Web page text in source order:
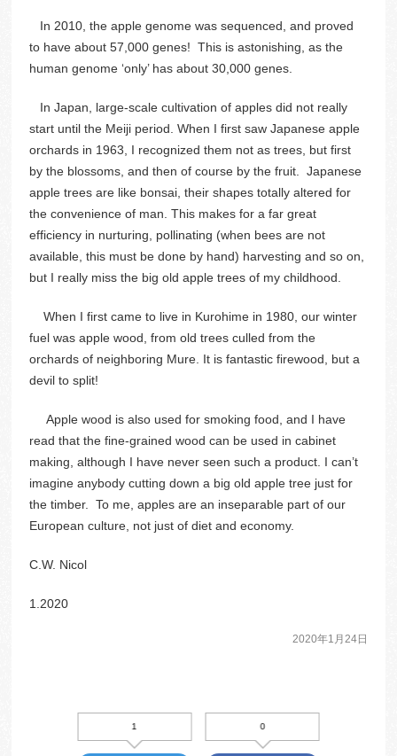
In 2010, the apple genome was sequenced, and proved
to have about 57,000 genes! This is astonishing, as the
human genome ‘only’ has about 30,000 genes.
In Japan, large-scale cultivation of apples did not really
start until the Meiji period. When I first saw Japanese apple
orchards in 1963, I recognized them not as trees, but first
by the blossoms, and then of course by the fruit. Japanese
apple trees are like bonsai, their shapes totally altered for
the convenience of man. This makes for a far great
efficiency in nurturing, pollinating (when bees are not
available, this must be done by hand) harvesting and so on,
but I really miss the big old apple trees of my childhood.
When I first came to live in Kurohime in 1980, our winter
fuel was apple wood, from old trees culled from the
orchards of neighboring Mure. It is fantastic firewood, but a
devil to split!
Apple wood is also used for smoking food, and I have
read that the fine-grained wood can be used in cabinet
making, although I have never seen such a product. I can’t
imagine anybody cutting down a big old apple tree just for
the timber. To me, apples are an inseparable part of our
European culture, not just of diet and economy.
C.W. Nicol
1.2020
2020年1月24日
1 0